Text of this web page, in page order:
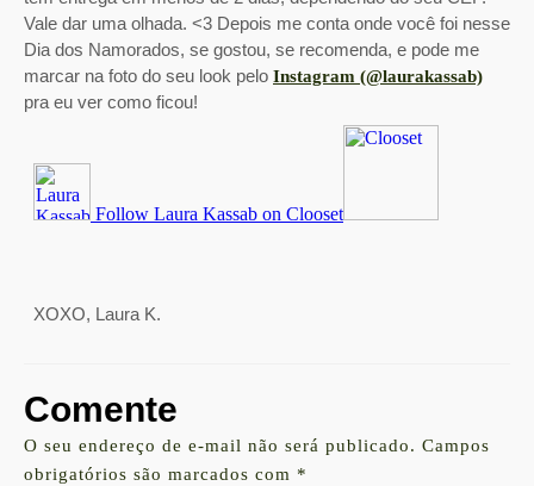
Vale dar uma olhada. <3 Depois me conta onde você foi nesse
Dia dos Namorados, se gostou, se recomenda, e pode me
marcar na foto do seu look pelo Instagram (@laurakassab)
pra eu ver como ficou!
XOXO, Laura K.
Comente
O seu endereço de e-mail não será publicado. Campos
obrigatórios são marcados com *